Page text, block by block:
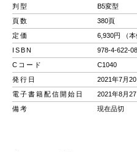
判型
B5変型
頁数
380頁
定価
6,930円 （本
ISBN
978-4-622-
Cコード
C1040
発行日
2021年7月20
電子書籍配信開始日
2021年8月27
備考
現在品切